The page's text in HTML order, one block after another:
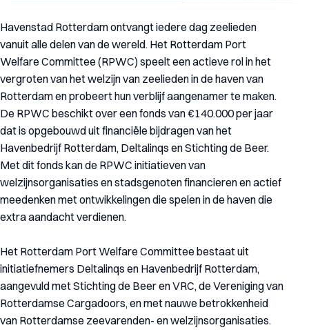
Havenstad Rotterdam ontvangt iedere dag zeelieden
vanuit alle delen van de wereld. Het Rotterdam Port
Welfare Committee (RPWC) speelt een actieve rol in het
vergroten van het welzijn van zeelieden in de haven van
Rotterdam en probeert hun verblijf aangenamer te maken.
De RPWC beschikt over een fonds van €140.000 per jaar
dat is opgebouwd uit financiële bijdragen van het
Havenbedrijf Rotterdam, Deltalinqs en Stichting de Beer.
Met dit fonds kan de RPWC initiatieven van
welzijnsorganisaties en stadsgenoten financieren en actief
meedenken met ontwikkelingen die spelen in de haven die
extra aandacht verdienen.
Het Rotterdam Port Welfare Committee bestaat uit
initiatiefnemers Deltalinqs en Havenbedrijf Rotterdam,
aangevuld met Stichting de Beer en VRC, de Vereniging van
Rotterdamse Cargadoors, en met nauwe betrokkenheid
van Rotterdamse zeevarenden- en welzijnsorganisaties.